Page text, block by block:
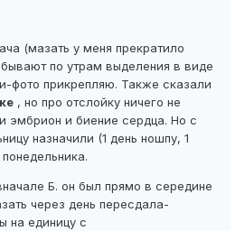
(мазать у меня прекратило
по утрам выделения в виде
фото прикрепляю. Также сказали
, но про отслойку ничего не
эмбрион и биение сердца. Но с
назначили (1 день ношпу, 1
Б. он был прямо в середине
через день пересдала-
на единицу с